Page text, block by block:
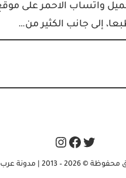
واتساب الاحمر على
إلى جانب الكثير من…
Twitter
Facebook
Instagram
– 2013 | مدونة عرب فون